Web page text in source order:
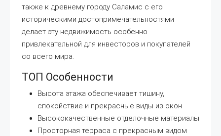
также к древнему городу Саламис с его
историческими достопримечательностями
делает эту недвижимость особенно
привлекательной для инвесторов и покупателей
со всего мира.
ТОП Особенности
Высота этажа обеспечивает тишину,
спокойствие и прекрасные виды из окон
Высококачественные отделочные материалы
Просторная терраса с прекрасным видом